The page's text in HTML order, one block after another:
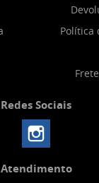
Política
Redes Sociais
Atendimento